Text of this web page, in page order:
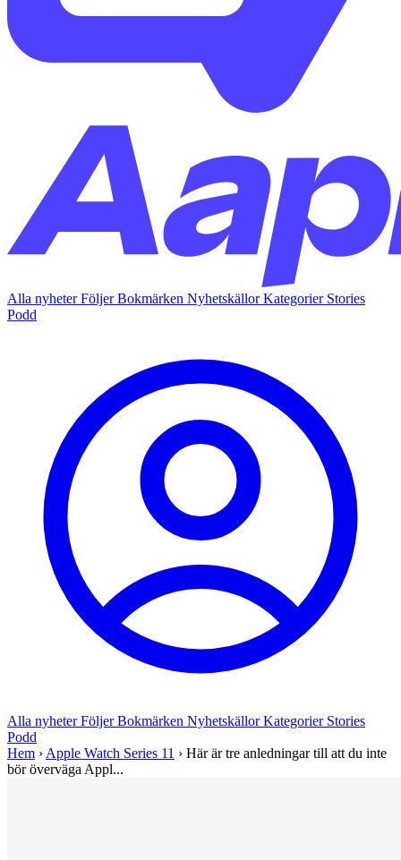
Alla nyheterFöljerBokmärken NyhetskällorKategorier Stories
Podd
Alla nyheterFöljerBokmärken NyhetskällorKategorier Stories
Podd
Hem › Apple Watch Series 11 › Här är tre anledningar till att du inte
bör överväga Appl...